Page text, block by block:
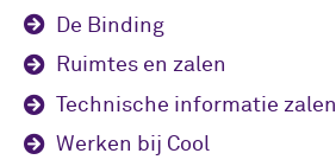
De Binding
Ruimtes en zalen
Technische informatie zalen
Werken bij Cool